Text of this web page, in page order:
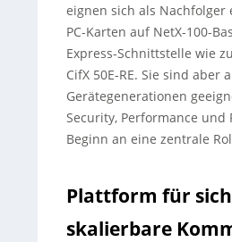
eignen sich als Nachfolger
PC-Karten auf NetX-100-
Express-Schnittstelle wie
CifX 50E-RE. Sie sind aber
Gerätegenerationen
Security, Performance und
Beginn an eine zentrale
Plattform für
skalierbare